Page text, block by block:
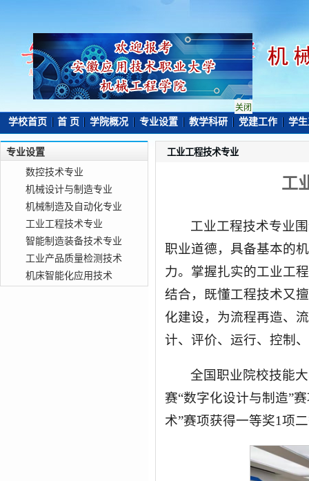
学校首页 首 页 学院概况 专业设置 教学科研 党建工作 学
专业设置
数控技术专业
机械设计与制造专业
机械制造及自动化专业
工业工程技术专业
智能制造装备技术专业
工业产品质量检测技术
机床智能化应用技术
工业工程技术专业
工
工业工程技术专业
职业道德，具备基本的
力。掌握扎实的工业工
结合，既懂工程技术又
化建设，为流程再造、
计、评价、运行、控制
全国职业院校技能
赛“数字化设计与制造”
术”赛项获得一等奖1项
关闭